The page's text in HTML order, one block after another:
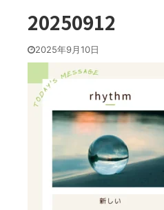
20250912
2025年9月10日